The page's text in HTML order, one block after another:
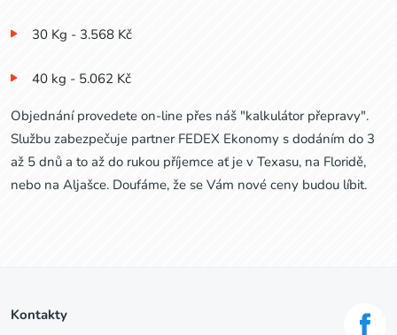
30 Kg - 3.568 Kč
40 kg - 5.062 Kč
Objednání provedete on-line přes náš "kalkulátor přepravy".
Službu zabezpečuje partner FEDEX Ekonomy s dodáním do 3
až 5 dnů a to až do rukou příjemce ať je v Texasu, na Floridě,
nebo na Aljašce. Doufáme, že se Vám nové ceny budou líbit.
Kontakty